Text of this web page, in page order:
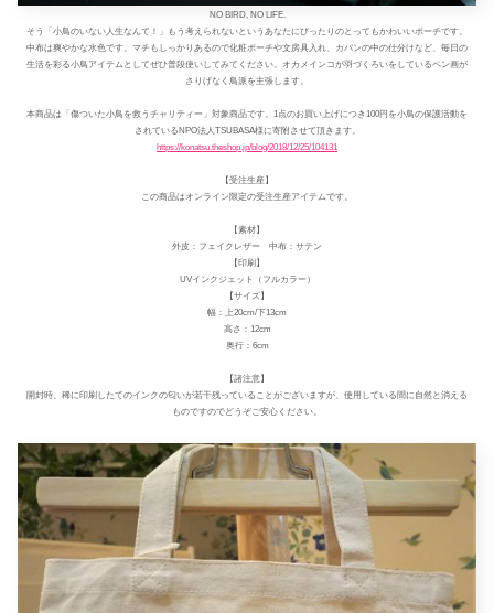
NO BIRD, NO LIFE.
そう「小鳥のいない人生なんて！」もう考えられないというあなたにぴったりのとってもかわいいポーチです。
中布は爽やかな水色です。マチもしっかりあるので化粧ポーチや文房具入れ、カバンの中の仕分けなど、毎日の
生活を彩る小鳥アイテムとしてぜひ普段使いしてみてください。オカメインコが羽づくろいをしているペン画が
さりげなく鳥派を主張します。
本商品は「傷ついた小鳥を救うチャリティー」対象商品です。1点のお買い上げにつき100円を小鳥の保護活動を
されているNPO法人TSUBASA様に寄附させて頂きます。
https://konatsu.theshop.jp/blog/2018/12/25/104131
【受注生産】
この商品はオンライン限定の受注生産アイテムです。
【素材】
外皮：フェイクレザー 中布：サテン
【印刷】
UVインクジェット（フルカラー）
【サイズ】
幅：上20cm/下13cm
高さ：12cm
奥行：6cm
【諸注意】
開封時、稀に印刷したてのインクの匂いが若干残っていることがございますが、使用している間に自然と消える
ものですのでどうぞご安心ください。